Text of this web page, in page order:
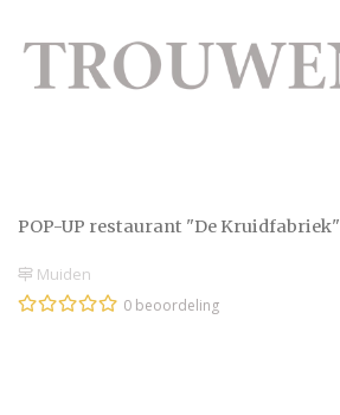
POP-UP restaurant "De Kruidfabriek"
Muiden
0 beoordeling